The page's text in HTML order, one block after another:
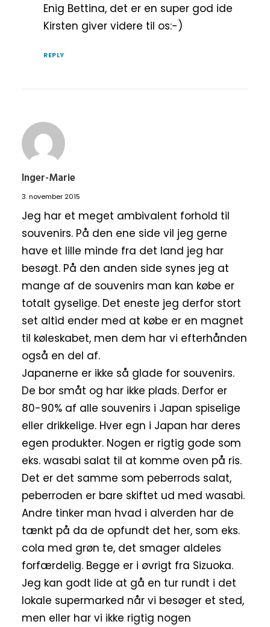
Enig Bettina, det er en super god ide
Kirsten giver videre til os:-)
REPLY
Inger-Marie
3. november 2015
Jeg har et meget ambivalent forhold til
souvenirs. På den ene side vil jeg gerne
have et lille minde fra det land jeg har
besøgt. På den anden side synes jeg at
mange af de souvenirs man kan købe er
totalt gyselige. Det eneste jeg derfor stort
set altid ender med at købe er en magnet
til køleskabet, men dem har vi efterhånden
også en del af.
Japanerne er ikke så glade for souvenirs.
De bor småt og har ikke plads. Derfor er
80-90% af alle souvenirs i Japan spiselige
eller drikkelige. Hver egn i Japan har deres
egen produkter. Nogen er rigtig gode som
eks. wasabi salat til at komme oven på ris.
Det er det samme som peberrods salat,
peberroden er bare skiftet ud med wasabi.
Andre tinker man hvad i alverden har de
tænkt på da de opfundt det her, som eks.
cola med grøn te, det smager aldeles
forfærdelig. Begge er i øvrigt fra Sizuoka.
Jeg kan godt lide at gå en tur rundt i det
lokale supermarked når vi besøger et sted,
men eller har vi ikke rigtig nogen